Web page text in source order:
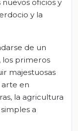
oficios y
y la
de un
los primeros
majestuosas
arte en
la agricultura
a